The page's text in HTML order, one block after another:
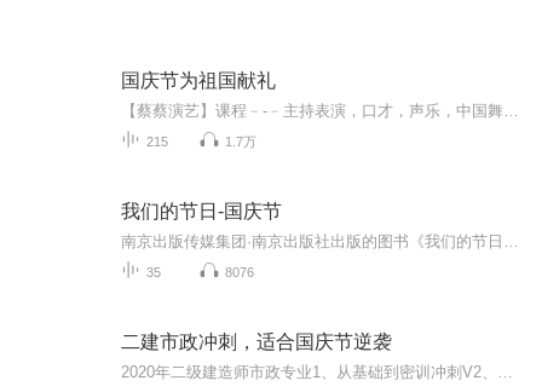
国庆节为祖国献礼
215 1.7万
我们的节日-国庆节
35 8076
二建市政冲刺，适合国庆节逆袭